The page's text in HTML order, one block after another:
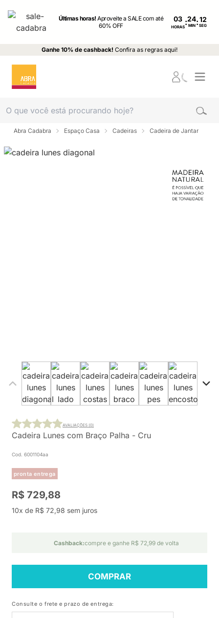
Últimas horas!Aproveite a SALE com até
60% OFF
03
HORAS: MIN : SEG
Ganhe 10% de cashback! Confira as regras aqui!
Abra Cadabra Espaço Casa Cadeiras Cadeira de Jantar
Cadeira Lunes com Braço Palha - Cru
Cod. 6001104aa
pronta entrega
AVALIAÇÕES (0)
R$ 729,88
10x de R$ 72,98 sem juros
Cashback:compre e ganhe R$ 72,99 de volta
COMPRAR
Consulte o frete e prazo de entrega: